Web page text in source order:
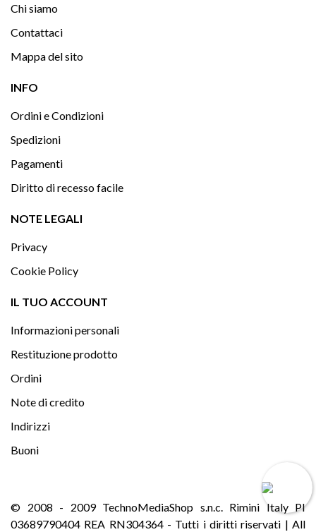
Chi siamo
Contattaci
Mappa del sito
INFO
Ordini e Condizioni
Spedizioni
Pagamenti
Diritto di recesso facile
NOTE LEGALI
Privacy
Cookie Policy
IL TUO ACCOUNT
Informazioni personali
Restituzione prodotto
Ordini
Note di credito
Indirizzi
Buoni
© 2008 - 2009 TechnoMediaShop s.n.c. Rimini Italy PI
03689790404 REA RN304364 - Tutti i diritti riservati | All